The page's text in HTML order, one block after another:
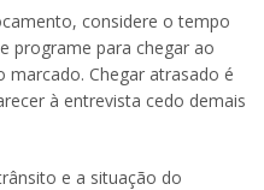
considere o tempo
programe para chegar ao
Chegar atrasado é
à entrevista cedo demais
e a situação do